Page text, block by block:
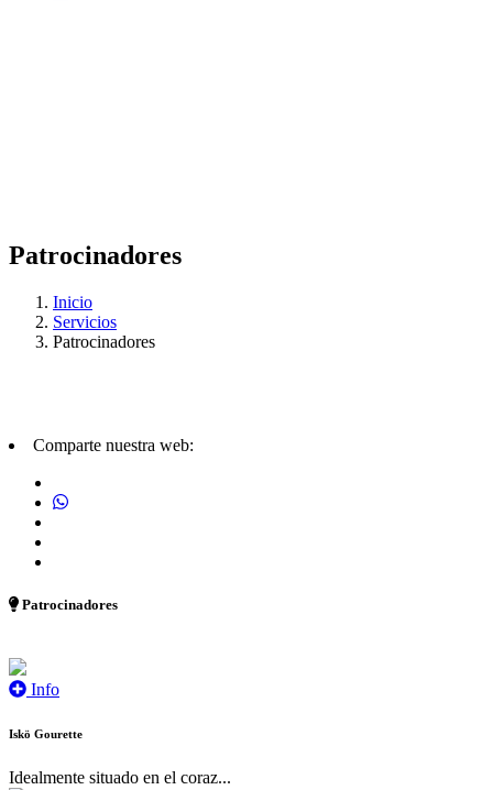
Patrocinadores
Inicio
Servicios
Patrocinadores
Comparte nuestra web:
Patrocinadores
Info
Iskö Gourette
Idealmente situado en el coraz...